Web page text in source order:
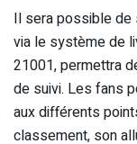
Il sera possible de
via le système de
21001, permettra
de suivi. Les fans
aux différents
classement, son